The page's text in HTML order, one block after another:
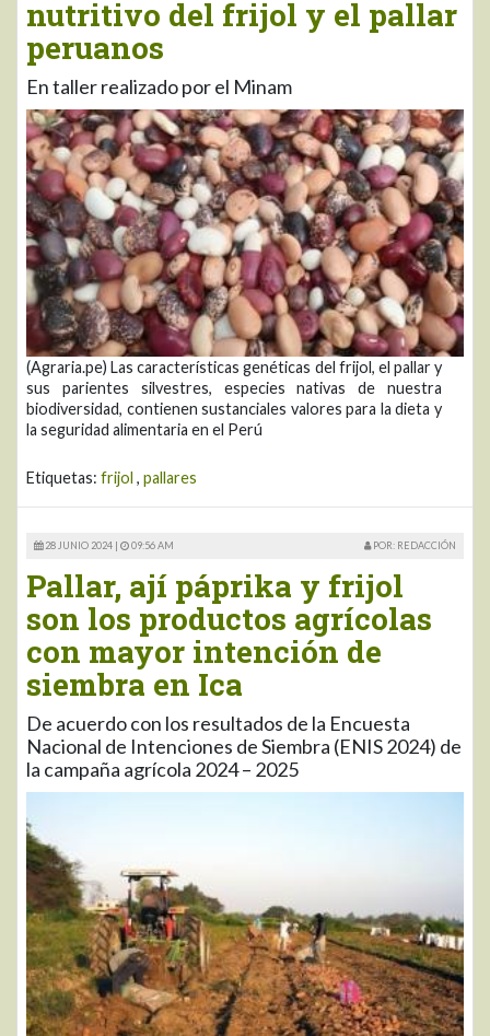
nutritivo del frijol y el pallar
peruanos
En taller realizado por el Minam
(Agraria.pe) Las características genéticas del frijol, el pallar y
sus parientes silvestres, especies nativas de nuestra
biodiversidad, contienen sustanciales valores para la dieta y
la seguridad alimentaria en el Perú
Etiquetas: frijol , pallares
28 JUNIO 2024 | 09:56 AM POR: REDACCIÓN
Pallar, ají páprika y frijol
son los productos agrícolas
con mayor intención de
siembra en Ica
De acuerdo con los resultados de la Encuesta
Nacional de Intenciones de Siembra (ENIS 2024) de
la campaña agrícola 2024 – 2025